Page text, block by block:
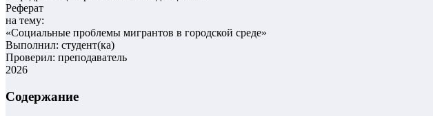
Реферат
на тему:
«Социальные проблемы мигрантов в городской среде»
Выполнил: студент(ка)
Проверил: преподаватель
2026
Содержание